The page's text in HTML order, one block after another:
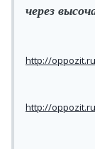
через
http://
http://